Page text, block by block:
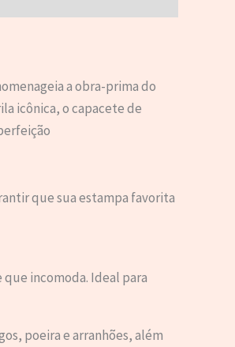
a obra-prima do
icônica, o capacete de
que sua estampa favorita
incomoda. Ideal para
poeira e arranhões, além